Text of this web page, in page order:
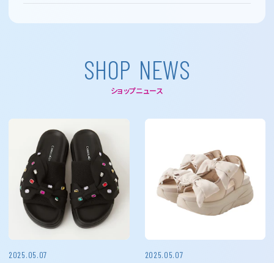
SHOP NEWS
ショップニュース
2025.05.07 2025.05.07